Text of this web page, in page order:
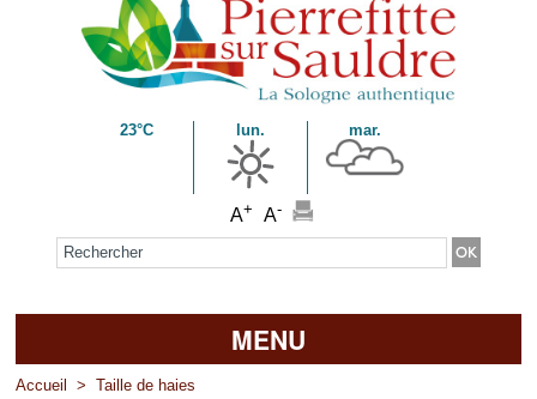
23°C lun. mar.
A+ A-
Formulaire de recherche
MENU
Accueil
Accueil > Taille de haies